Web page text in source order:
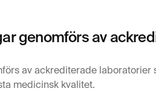
genomförs av
av ackrediterade laboratorier
medicinsk kvalitet.